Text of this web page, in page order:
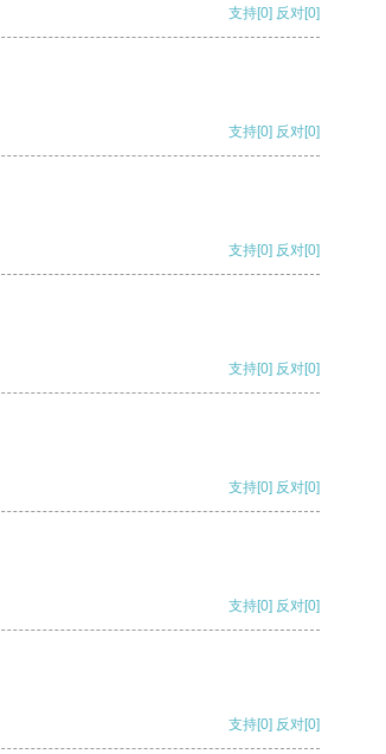
支持[0] 反对[0]
支持[0] 反对[0]
支持[0] 反对[0]
支持[0] 反对[0]
支持[0] 反对[0]
支持[0] 反对[0]
支持[0] 反对[0]